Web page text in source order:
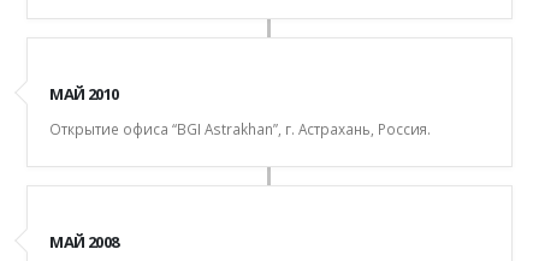
МАЙ 2010
Открытие офиса “BGI Astrakhan”, г. Астрахань, Россия.
МАЙ 2008